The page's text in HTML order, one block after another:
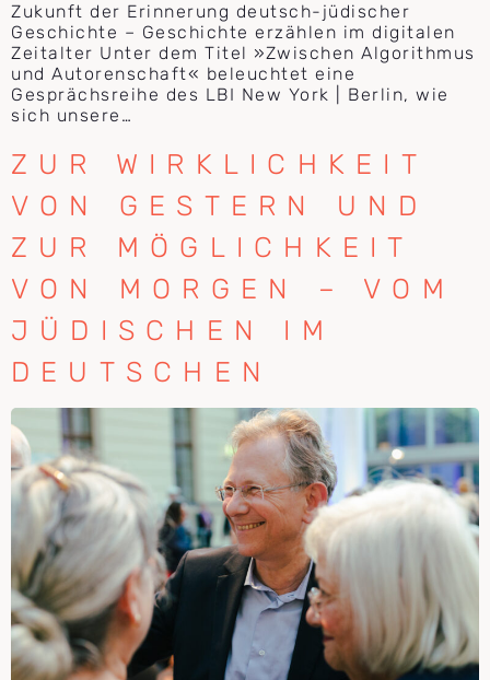
Zukunft der Erinnerung deutsch-jüdischer
Geschichte – Geschichte erzählen im digitalen
Zeitalter Unter dem Titel »Zwischen Algorithmus
und Autorenschaft« beleuchtet eine
Gesprächsreihe des LBI New York | Berlin, wie
sich unsere…
ZUR WIRKLICHKEIT
VON GESTERN UND
ZUR MÖGLICHKEIT
VON MORGEN – VOM
JÜDISCHEN IM
DEUTSCHEN